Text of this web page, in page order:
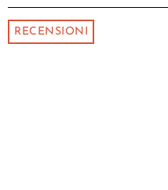
RECENSIONI